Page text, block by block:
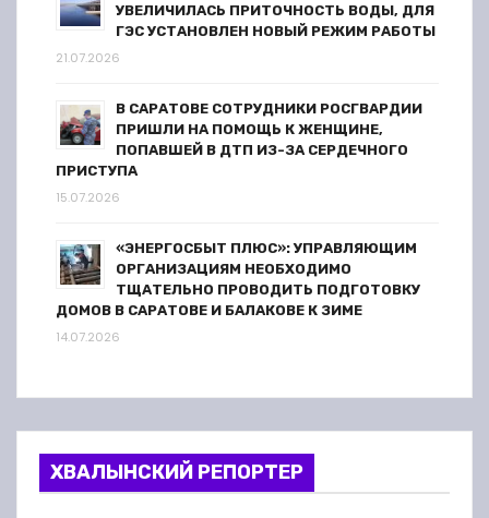
УВЕЛИЧИЛАСЬ ПРИТОЧНОСТЬ ВОДЫ, ДЛЯ
ГЭС УСТАНОВЛЕН НОВЫЙ РЕЖИМ РАБОТЫ
21.07.2026
В САРАТОВЕ СОТРУДНИКИ РОСГВАРДИИ
ПРИШЛИ НА ПОМОЩЬ К ЖЕНЩИНЕ,
ПОПАВШЕЙ В ДТП ИЗ-ЗА СЕРДЕЧНОГО
ПРИСТУПА
15.07.2026
«ЭНЕРГОСБЫТ ПЛЮС»: УПРАВЛЯЮЩИМ
ОРГАНИЗАЦИЯМ НЕОБХОДИМО
ТЩАТЕЛЬНО ПРОВОДИТЬ ПОДГОТОВКУ
ДОМОВ В САРАТОВЕ И БАЛАКОВЕ К ЗИМЕ
14.07.2026
ХВАЛЫНСКИЙ РЕПОРТЕР